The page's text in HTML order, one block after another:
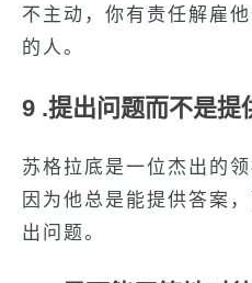
不主动，你有责任解雇
的人。
9 .提出问题而不是提
苏格拉底是一位杰出的
因为他总是能提供答案
出问题。